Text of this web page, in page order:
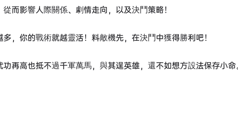
而影響人際關係、劇情走向，以及決鬥策略！
，你的戰術就越靈活！料敵機先，在決鬥中獲得勝利吧！
再高也抵不過千軍萬馬，與其逞英雄，還不如想方設法保存小命